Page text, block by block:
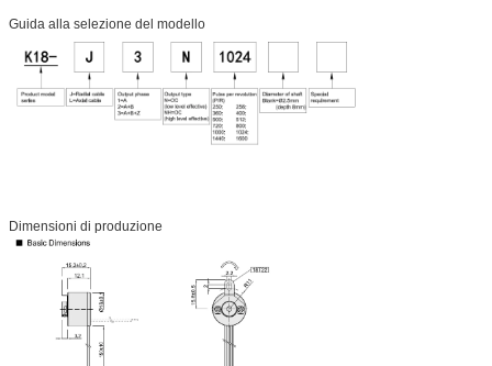
Guida alla selezione del modello
Dimensioni di produzione